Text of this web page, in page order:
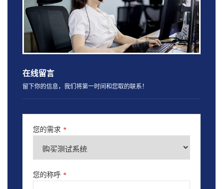
在线留言
留下你的信息，我们将第一时间和您取的联系！
您的需求 *
您的称呼 *